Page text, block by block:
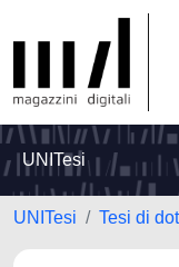
UNITesi
UNITesi Tesi di